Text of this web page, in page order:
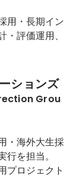
用・長期イン
・評価運用、
ションズ
Grou
・海外大生採
行を担当。
プロジェクト